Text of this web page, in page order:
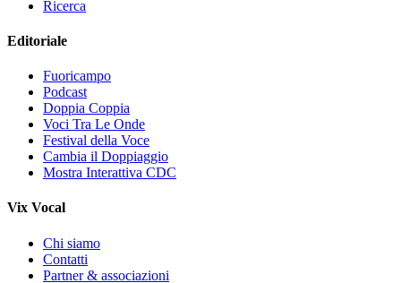
Ricerca
Editoriale
Fuoricampo
Podcast
Doppia Coppia
Voci Tra Le Onde
Festival della Voce
Cambia il Doppiaggio
Mostra Interattiva CDC
Vix Vocal
Chi siamo
Contatti
Partner & associazioni